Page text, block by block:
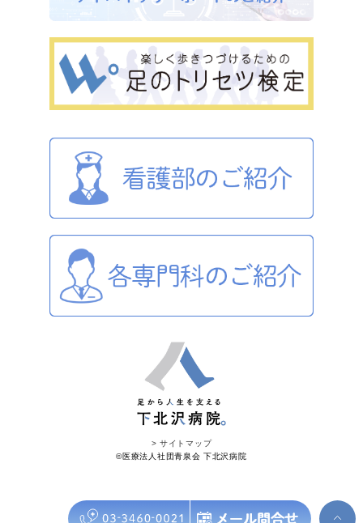
> サイトマップ
©︎医療法人社団青泉会 下北沢病院